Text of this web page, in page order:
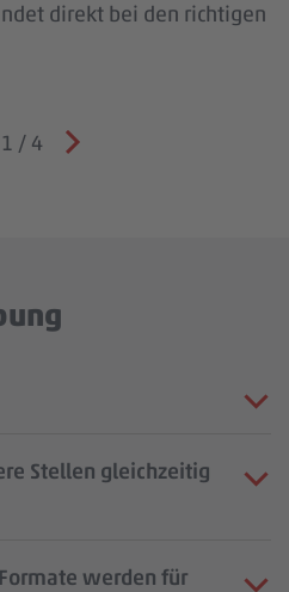
direkt bei den richtigen
1 / 4
Stellen gleichzeitig
werden für